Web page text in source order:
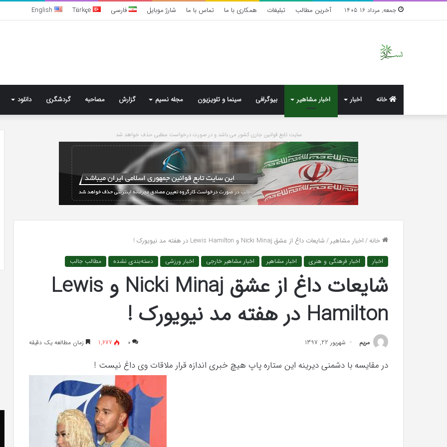
جمعه, مرداد 16 1405 آخرین مطالب تبلیغات همکاری با ما تماس با ما شارژ موبایل فارسی Türkçe
English
خانه اخبار اخبار مشاهیر بیوگرافی سینما و تلویزیون مجله نسیم گزارش مصاحبه گردشگری دانلود
سایت تابع قوانین جاری کشور می باشد و در صورت درخواست مطلبی حذف خواهد شد
خانه/اخبار مشاهیر/شایعات داغ از عشق Nicki Minaj و Lewis Hamilton در هفته مد نیویورک !
اخبار اخبار فرهنگی و هنری اخبار مشاهیر اخبار مشاهیر خارجی اخبار ورزشی دسته‌بندی نشده مطالب جالب
شایعات داغ از عشق Nicki Minaj و Lewis
Hamilton در هفته مد نیویورک !
مريم شهریور 22, 1397 ۰ 1,677 زمان مطالعه یک دقیقه
در مقایسه با دشمنی دیرینه این ستاره پاپ هیچ خبری اندازه قرار ملاقات وی داغ نیست !
واکنش
تند
ارکن
به
شایعه‌های
«پاسخ
را
در
دادگاه
می‌دهم»
1 هفته پیش
«پاسخ افتراها را در دادگاه می‌دهم»
سندرم
پرادر-
ویلی
چگونه
انجام
4 روز پیش
می‌شود؟